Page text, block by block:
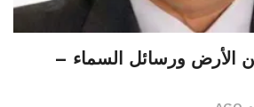
الأرض ورسائل السماء –